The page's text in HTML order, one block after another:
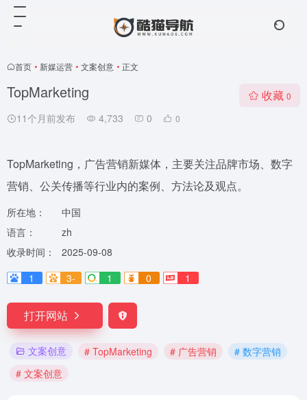
首页 • 新媒运营 • 文案创意 • 正文
TopMarketing
11个月前发布 4,733 0 0
收藏 0
TopMarketing，广告营销新媒体，主要关注品牌市场、数字
营销、公关传播等行业内的案例、方法论及观点。
所在地：
中国
语言：
zh
收录时间：
2025-09-08
1
3- 1 0 1
打开网站
文案创意 # TopMarketing # 广告营销
# 数字营销
# 文案创意